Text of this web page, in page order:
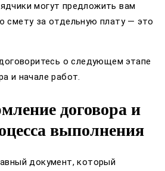
могут предложить вам
смету за отдельную плату — это
о следующем этапе
и начале работ.
договора и
выполнения
документ, который